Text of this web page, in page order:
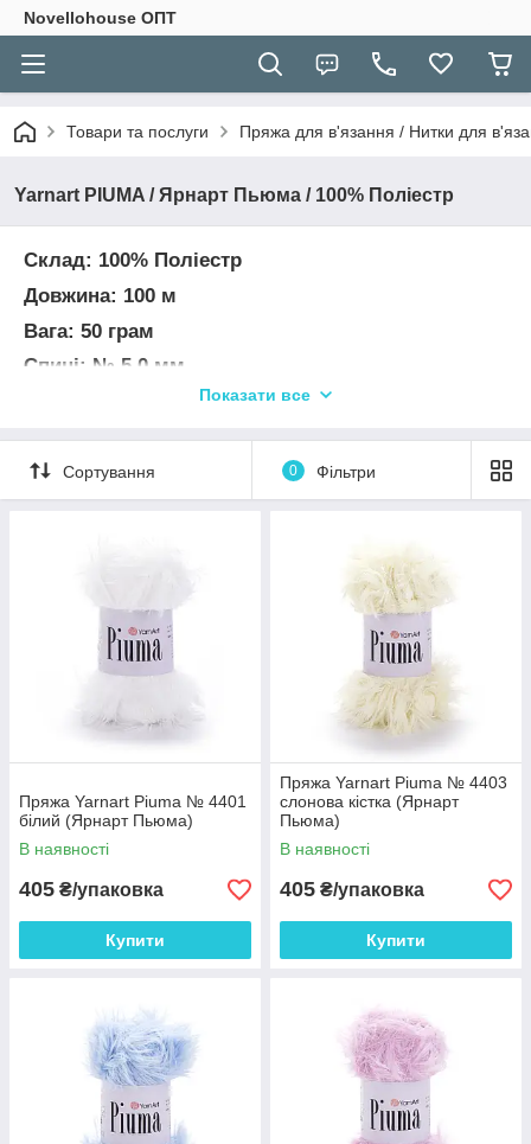
Novellohouse ОПТ
Товари та послуги Пряжа для в'язання / Нитки для
Yarnart PIUMA / Ярнарт Пьюма / 100% Поліестр
Склад: 100% Поліестр
Довжина: 100 м
Вага: 50 грам
Спиці: № 5,0 мм
Довжина ворсу приблизно 3 см
УВАГА! Колір та відтінок на зображенні можуть
Показати все
Сортування 0 Фільтри
Пряжа Yarnart Piuma № 4401
білий (Ярнарт Пьюма)
В наявності
405 ₴/упаковка
Купити
Пряжа Yarnart Piuma № 4403
слонова кістка (Ярнарт
Пьюма)
В наявності
405 ₴/упаковка
Купити